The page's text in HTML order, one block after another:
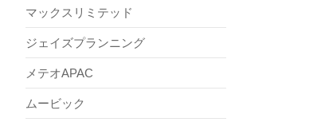
マックスリミテッド
ジェイズプランニング
メテオAPAC
ムービック